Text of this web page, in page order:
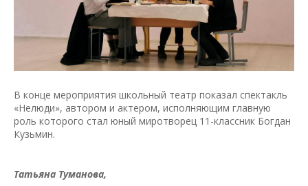
В конце мероприятия школьный театр показал спектакль
«Нелюди», автором и актером, исполняющим главную
роль которого стал юный миротворец 11-классник Богдан
Кузьмин.
Татьяна Туманова,